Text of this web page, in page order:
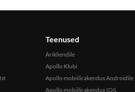
Teenused
Ärikliendile
Apollo Klubi
Apollo mobiilirakendus Androidile
Apollo mobiilirakendus IOS